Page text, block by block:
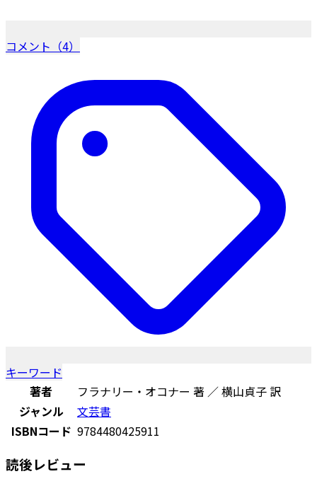
コメント（4）
キーワード
著者
フラナリー・オコナー 著 ／ 横山貞子 訳
ジャンル
文芸書
ISBNコード 9784480425911
読後レビュー